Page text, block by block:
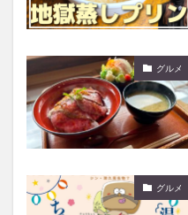
グルメ
グルメ